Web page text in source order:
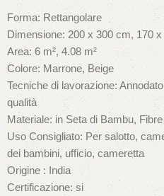
Forma: Rettangolare
Dimensione: 200 x 300 cm, 170
Area: 6 m², 4.08 m²
Colore: Marrone, Beige
Tecniche di lavorazione:
qualità
Materiale: in Seta di Bambu,
Uso Consigliato: Per salotto,
dei bambini, ufficio, cameretta
Origine : India
Certificazione: si